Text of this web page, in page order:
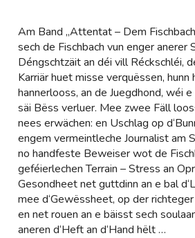
Am Band „Attentat – Dem
sech de Fischbach vun enger anerer
Déngschtzäit an déi vill Réckschléi,
Karriär huet misse verquëssen, hunn
hannerlooss, an de Juegdhond, wéi
säi Bëss verluer. Mee zwee Fäll
nees erwächen: en Uschlag op
engem vermeintleche Journalist am
no handfeste Beweiser wot de
geféierlechen Terrain – Stress an
Gesondheet net guttdinn an e bal
mee d‘Gewëssheet, op der
en net rouen an e bäisst sech
aneren d‘Heft an d‘Hand hëlt …